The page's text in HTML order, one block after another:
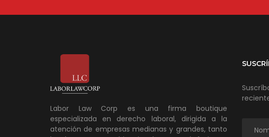
Labor Law Corp es una firma boutique
especializada en derecho laboral, dirigida a la
atención de empresas medianas y grandes, tanto